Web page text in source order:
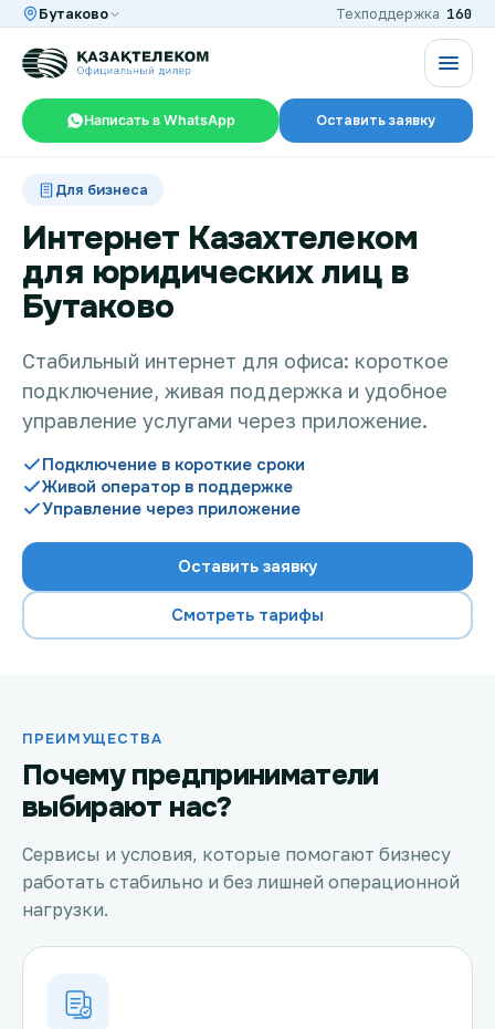
Бутаково Техподдержка 160
Написать в WhatsApp Оставить заявку
Интернет и ТВ в квартире
Интернет и ТВ в частном доме
Интернет в офис
TV+
Проверить возможность подключения
Акции
Заявка на подбор тарифа
Подключиться к КазахТелеком
Для бизнеса
Интернет Казахтелеком
для юридических лиц в
Бутаково
Стабильный интернет для офиса: короткое
подключение, живая поддержка и удобное
управление услугами через приложение.
Подключение в короткие сроки
Живой оператор в поддержке
Управление через приложение
Оставить заявку
Смотреть тарифы
ПРЕИМУЩЕСТВА
Почему предприниматели
выбирают нас?
Сервисы и условия, которые помогают бизнесу
работать стабильно и без лишней операционной
нагрузки.